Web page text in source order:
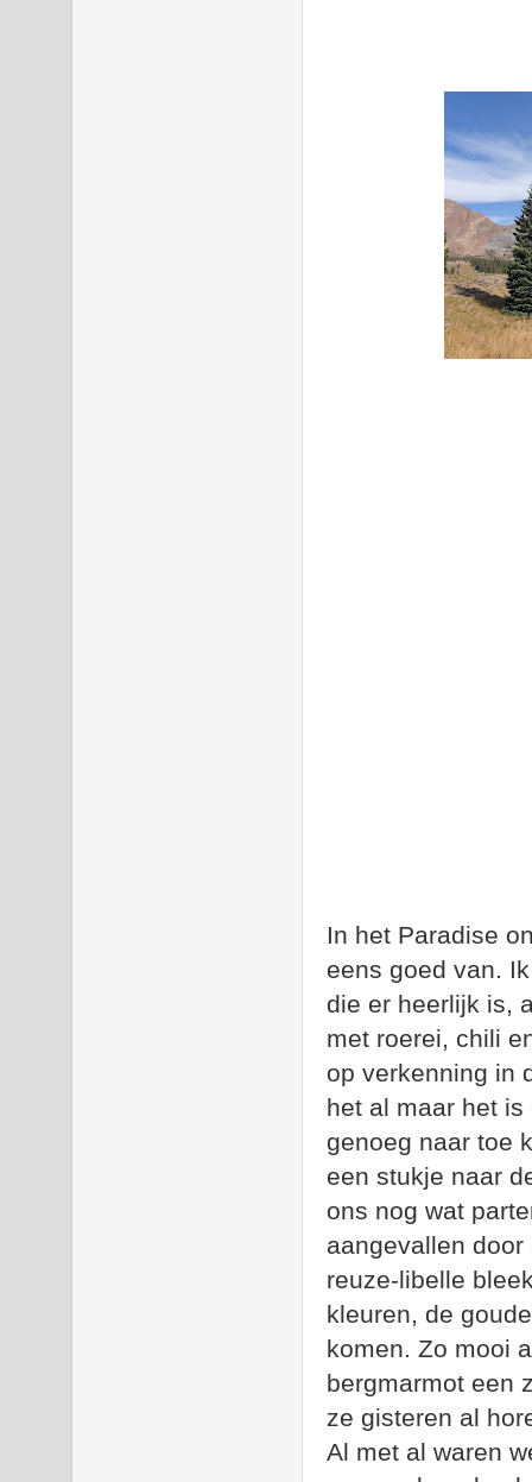
In het Paradise
eens goed van.
die er heerlijk is,
met roerei, chili
op verkenning in
het al maar het
genoeg naar toe
een stukje naar
ons nog wat
aangevallen
reuze-libelle
kleuren, de
komen. Zo mooi
bergmarmot een
ze gisteren al
Al met al waren